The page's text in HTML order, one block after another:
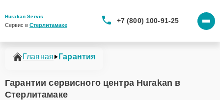
Hurakan Servis
Сервис в Стерлитамаке
+7 (800) 100-91-25
Главная Гарантия
Гарантии сервисного центра Hurakan в
Стерлитамаке